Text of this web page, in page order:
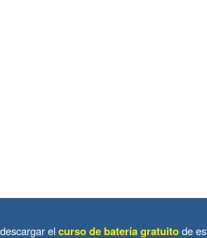
elcurso de batería gratuitode